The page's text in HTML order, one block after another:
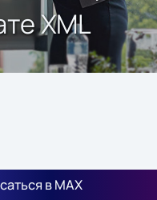
XML
в MAX